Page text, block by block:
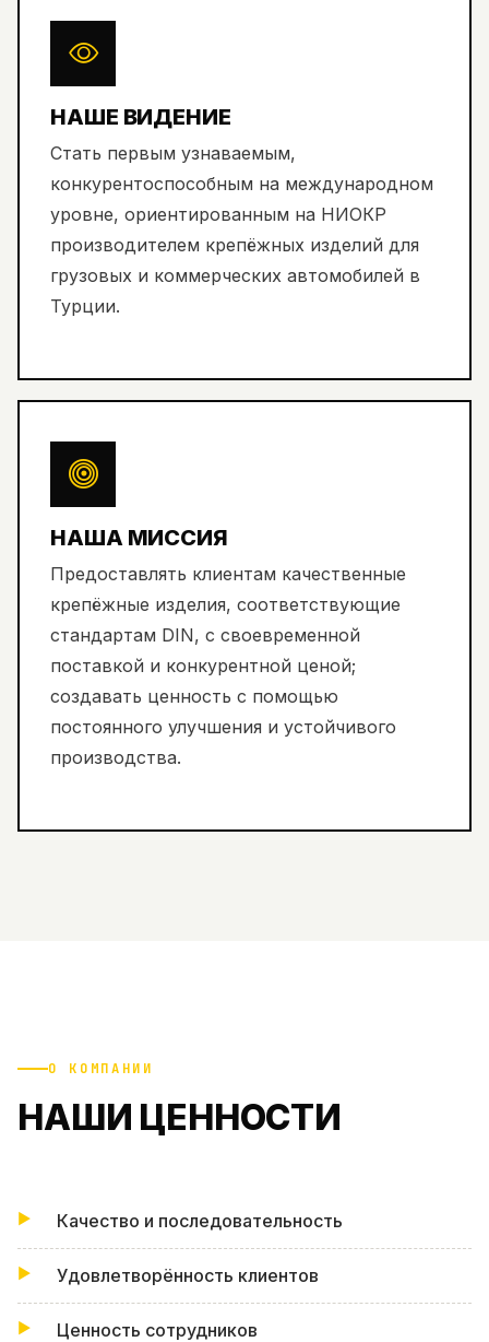
НАШЕ ВИДЕНИЕ
Стать первым узнаваемым,
конкурентоспособным на международном
уровне, ориентированным на НИОКР
производителем крепёжных изделий для
грузовых и коммерческих автомобилей в
Турции.
НАША МИССИЯ
Предоставлять клиентам качественные
крепёжные изделия, соответствующие
стандартам DIN, с своевременной
поставкой и конкурентной ценой;
создавать ценность с помощью
постоянного улучшения и устойчивого
производства.
О КОМПАНИИ
НАШИ ЦЕННОСТИ
Качество и последовательность
Удовлетворённость клиентов
Ценность сотрудников